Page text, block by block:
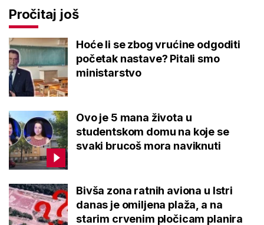
Pročitaj još
Hoće li se zbog vrućine odgoditi
početak nastave? Pitali smo
ministarstvo
Ovo je 5 mana života u
studentskom domu na koje se
svaki brucoš mora naviknuti
Bivša zona ratnih aviona u Istri
danas je omiljena plaža, a na
starim crvenim pločicam planira